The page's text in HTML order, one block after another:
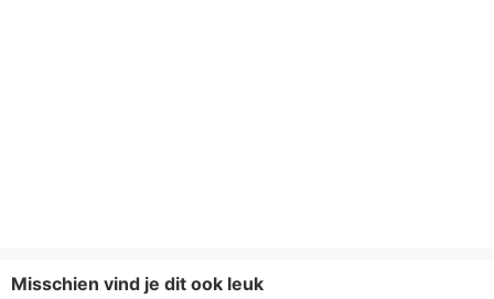
Misschien vind je dit ook leuk